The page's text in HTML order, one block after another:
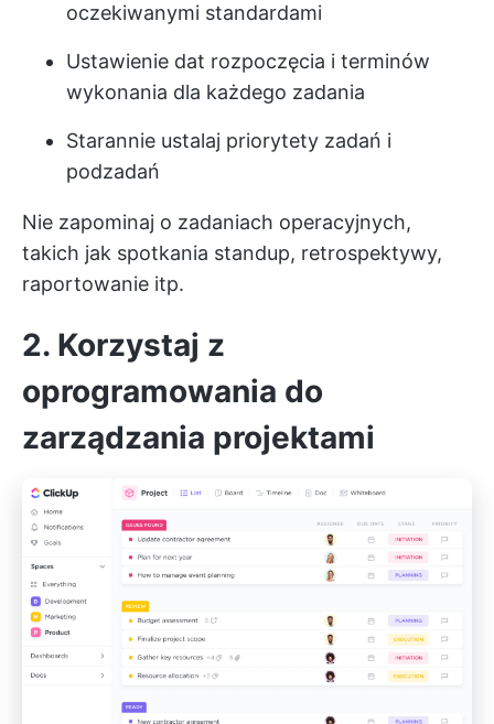
oczekiwanymi standardami
Ustawienie dat rozpoczęcia i terminów
wykonania dla każdego zadania
Starannie ustalaj priorytety zadań i
podzadań
Nie zapominaj o zadaniach operacyjnych,
takich jak spotkania standup, retrospektywy,
raportowanie itp.
2. Korzystaj z
oprogramowania do
zarządzania projektami